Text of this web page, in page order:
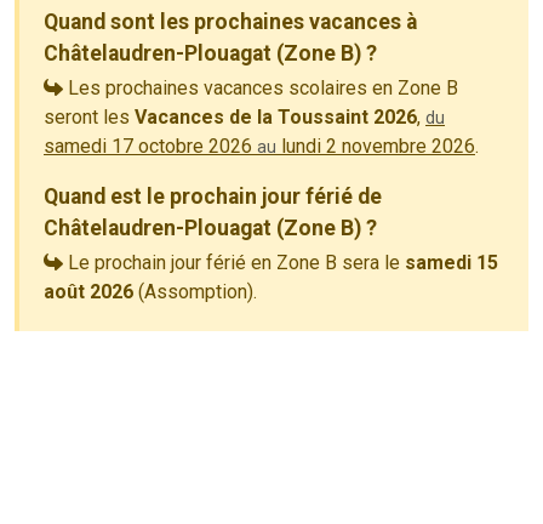
Quand sont les prochaines vacances à
Châtelaudren-Plouagat (Zone B) ?
Les prochaines vacances scolaires en Zone B
seront les Vacances de la Toussaint 2026, du
samedi 17 octobre 2026 au lundi 2 novembre 2026.
Quand est le prochain jour férié de
Châtelaudren-Plouagat (Zone B) ?
Le prochain jour férié en Zone B sera le samedi 15
août 2026 (Assomption).